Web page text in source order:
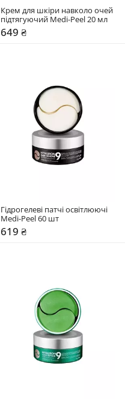
Крем для шкіри навколо очей
підтягуючий Medi-Peel 20 мл
649 ₴
Гідрогелеві патчі освітлюючі
Medi-Peel 60 шт
619 ₴